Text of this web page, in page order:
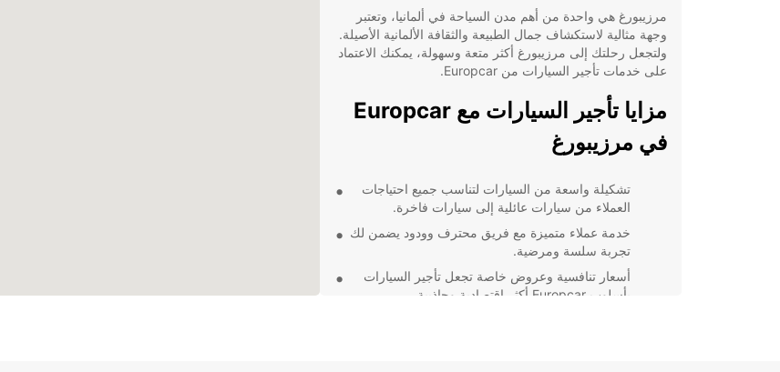
مرزيبورغ هي واحدة من أهم مدن السياحة في ألمانيا، وتعتبر
وجهة مثالية لاستكشاف جمال الطبيعة والثقافة الألمانية الأصيلة.
ولتجعل رحلتك إلى مرزيبورغ أكثر متعة وسهولة، يمكنك الاعتماد
على خدمات تأجير السيارات من Europcar.
مزايا تأجير السيارات مع Europcar
في مرزيبورغ
تشكيلة واسعة من السيارات لتناسب جميع احتياجات
العملاء من سيارات عائلية إلى سيارات فاخرة.
خدمة عملاء متميزة مع فريق محترف وودود يضمن لك
تجربة سلسة ومرضية.
أسعار تنافسية وعروض خاصة تجعل تأجير السيارات
بأسلوب Europcar أكثر اقتصادية وجاذبية.